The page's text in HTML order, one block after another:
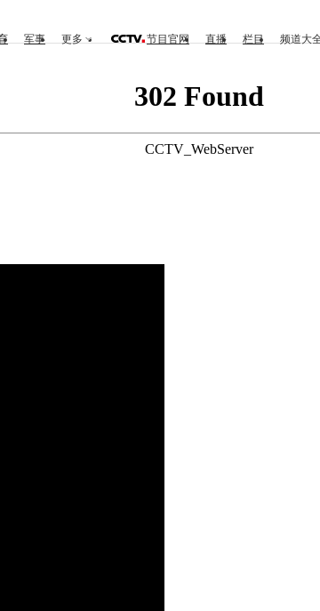
军事 更多 节目官网 直播 栏目 频道大
302 Found
CCTV_WebServer